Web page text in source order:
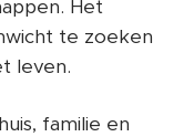
Het
te zoeken
leven.
familie en